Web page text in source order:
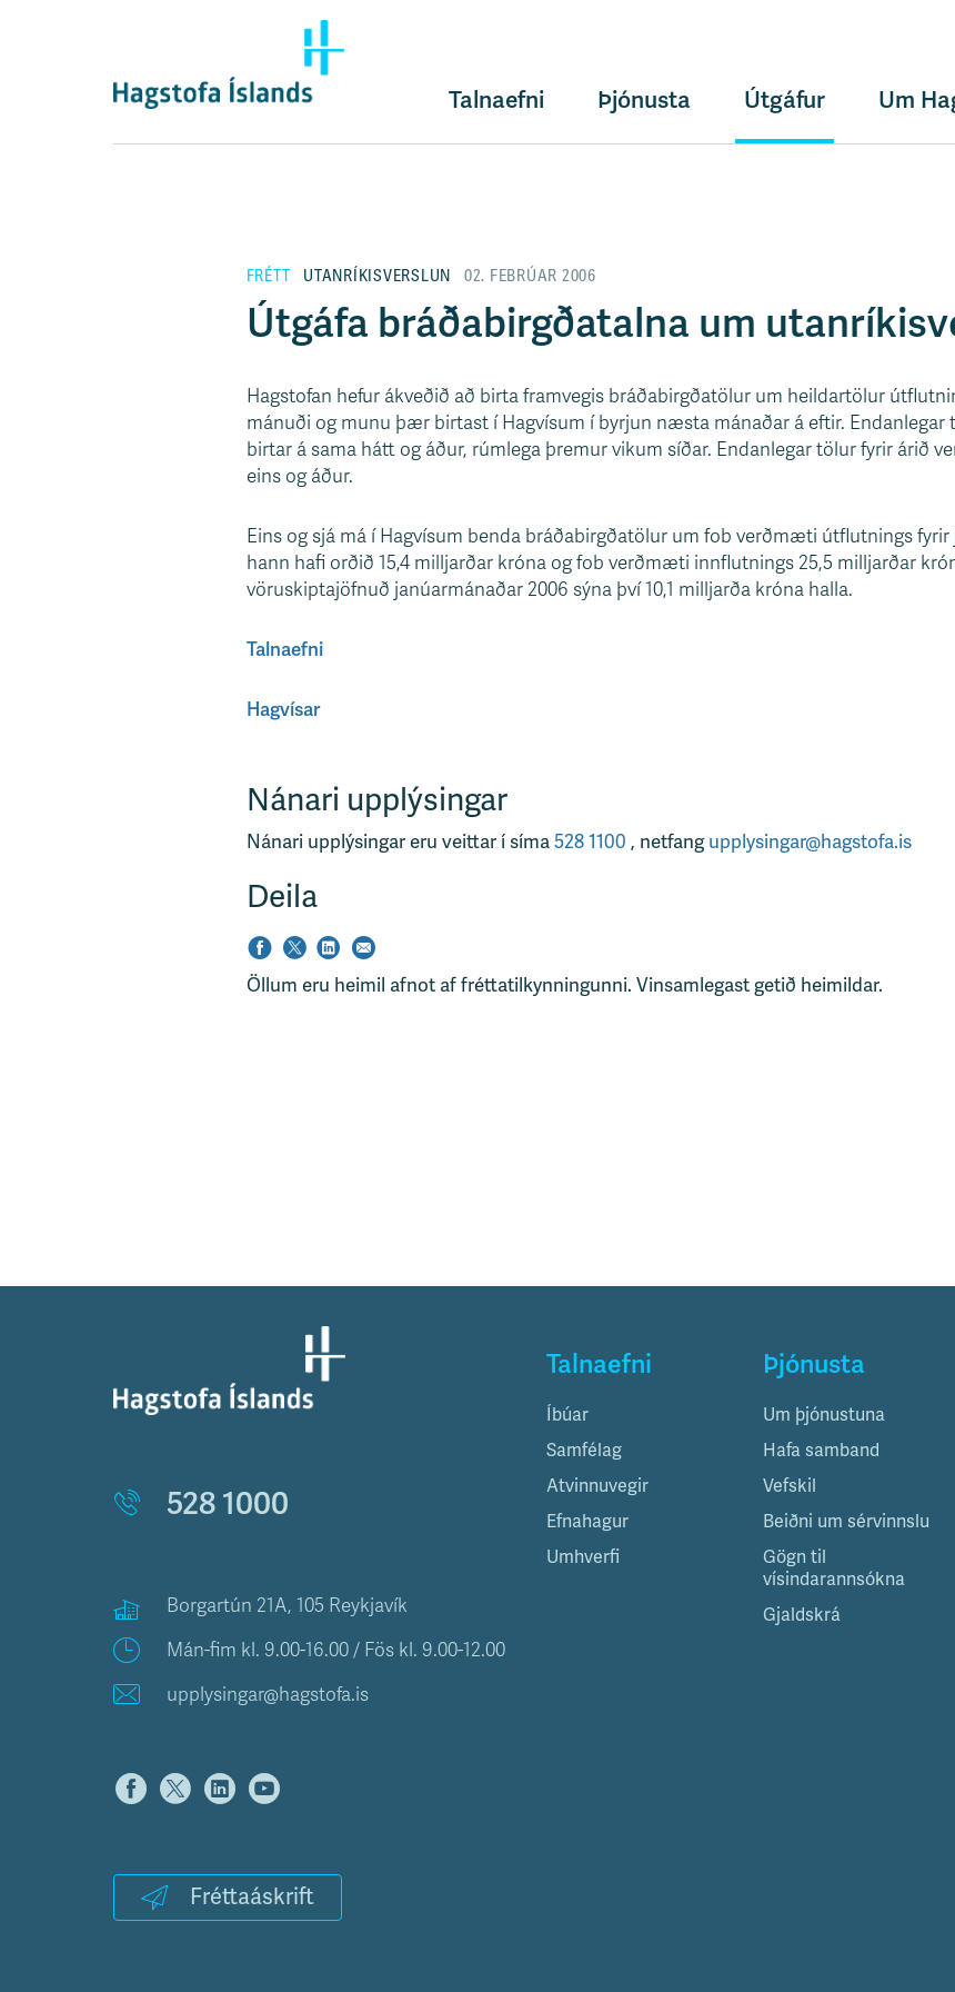
Talnaefni Þjónusta Útgáfur Um
FRÉTT UTANRÍKISVERSLUN 02. FEBRÚAR 2006
Útgáfa bráðabirgðatalna um
Hagstofan hefur ákveðið að birta framvegis bráðabirgðatölur um heildartölur
mánuði og munu þær birtast í Hagvísum í byrjun næsta mánaðar á eftir. Endanlegar
birtar á sama hátt og áður, rúmlega þremur vikum síðar. Endanlegar tölur fyrir árið
eins og áður.
Eins og sjá má í Hagvísum benda bráðabirgðatölur um fob verðmæti útflutnings
hann hafi orðið 15,4 milljarðar króna og fob verðmæti innflutnings 25,5 milljarðar
vöruskiptajöfnuð janúarmánaðar 2006 sýna því 10,1 milljarða króna halla.
Talnaefni
Hagvísar
Nánari upplýsingar
Nánari upplýsingar eru veittar í síma528 1100 , netfangupplysingar@hagstofa.is
Deila
Öllum eru heimil afnot af fréttatilkynningunni. Vinsamlegast getið heimildar.
528 1000
Borgartún 21A, 105 Reykjavík
Mán-fim kl. 9.00-16.00 / Fös kl. 9.00-12.00
upplysingar@hagstofa.is
Fréttaáskrift
Talnaefni
Íbúar
Samfélag
Atvinnuvegir
Efnahagur
Umhverfi
Þjónusta
Um þjónustuna
Hafa samband
Vefskil
Beiðni um sérvinnslu
Gögn til
vísindarannsókna
Gjaldskrá